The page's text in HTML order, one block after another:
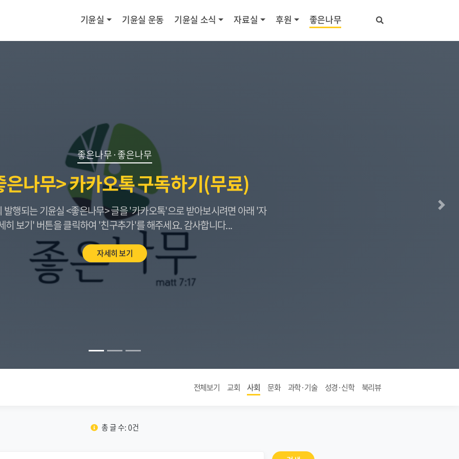
기윤실 기윤실 운동 기윤실 소식 자료실 후원 좋은나무
좋은나무·좋은나무
은나무> 카카오톡 구독하기(무료)
발행되는 기윤실 <좋은나무> 글을 '카카오톡'으로 받아보시려면 아래 '자
히 보기' 버튼을 클릭하여 '친구추가'를 해주세요. 감사합니다...
자세히 보기
다음
전체보기 교회 사회 문화 과학·기술 성경·신학 북리뷰
총 글 수: 0건